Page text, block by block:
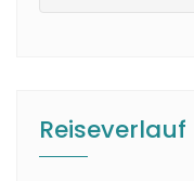
Reiseverlauf